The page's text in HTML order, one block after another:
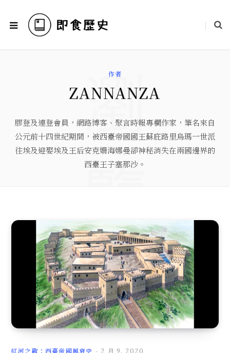
作者
ZANNANZA
瀏
覽
文
膠登及連登會員，網路博客、聚言時報專欄作家，筆名來自
公元前十四世紀期間，被西臺帝國國王蘇庇路里烏瑪一世派
往埃及迎娶埃及王后安克姍海娜曼卻神秘消失在兩國邊界的
西臺王子塞那沙。
紅河之歌：西臺帝國興衰史 2 月 9, 2020